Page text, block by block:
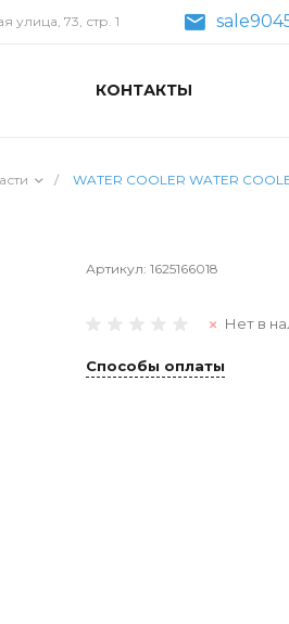
улица, 73, стр. 1
КОНТАКТЫ
/ WATER COOLER WATER
Артикул: 1625166018
Нет в
Способы оплаты